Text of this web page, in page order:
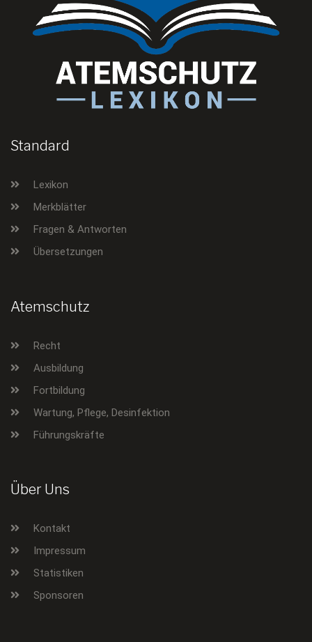
Standard
Lexikon
Merkblätter
Fragen & Antworten
Übersetzungen
Atemschutz
Recht
Ausbildung
Fortbildung
Wartung, Pflege, Desinfektion
Führungskräfte
Über Uns
Kontakt
Impressum
Statistiken
Sponsoren